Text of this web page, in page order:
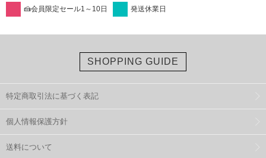
🍰会員限定セール1～10日 発送休業日
SHOPPING GUIDE
特定商取引法に基づく表記
個人情報保護方針
送料について